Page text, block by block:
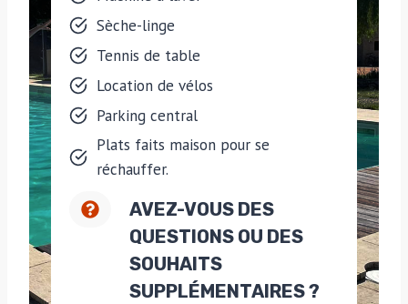
Sèche-linge
Tennis de table
Location de vélos
Parking central
Plats faits maison pour se
réchauffer.
AVEZ-VOUS DES
QUESTIONS OU DES
SOUHAITS
SUPPLÉMENTAIRES ?